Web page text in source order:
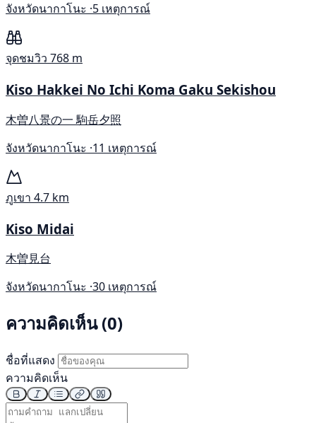
จังหวัดนากาโนะ ·5 เหตุการณ์
จุดชมวิว 768 m
Kiso Hakkei No Ichi Koma Gaku Sekishou
木曽八景の一 駒岳夕照
จังหวัดนากาโนะ ·11 เหตุการณ์
ภูเขา 4.7 km
Kiso Midai
木曽見台
จังหวัดนากาโนะ ·30 เหตุการณ์
ความคิดเห็น (0)
ชื่อที่แสดง
ความคิดเห็น